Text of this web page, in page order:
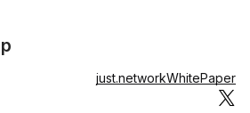
just.networkWhitePaper